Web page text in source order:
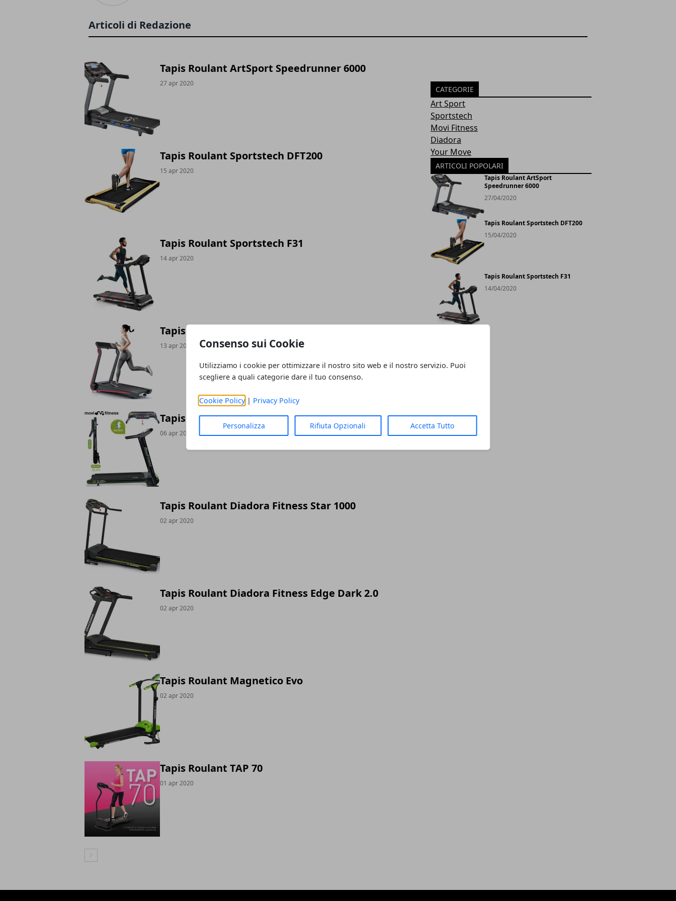
Consenso sui Cookie
Utilizziamo i cookie per ottimizzare il nostro sito web e il nostro servizio. Puoi
scegliere a quali categorie dare il tuo consenso.
Cookie Policy| Privacy Policy
Personalizza Rifiuta Opzionali Accetta Tutto
Articoli di Redazione
Tapis Roulant ArtSport Speedrunner 6000
27 apr 2020
Tapis Roulant Sportstech DFT200
15 apr 2020
Tapis Roulant Sportstech F31
14 apr 2020
Tapis Roulant Sportstech F17
13 apr 2020
Tapis Roulant Professionale MF397
06 apr 2020
Tapis Roulant Diadora Fitness Star 1000
02 apr 2020
Tapis Roulant Diadora Fitness Edge Dark 2.0
02 apr 2020
Tapis Roulant Magnetico Evo
02 apr 2020
Tapis Roulant TAP 70
01 apr 2020
Articolo Successivo
CATEGORIE
Art Sport
Sportstech
Movi Fitness
Diadora
Your Move
ARTICOLI POPOLARI
Tapis Roulant ArtSport
Speedrunner 6000
27/04/2020
Tapis Roulant Sportstech DFT200
15/04/2020
Tapis Roulant Sportstech F31
14/04/2020